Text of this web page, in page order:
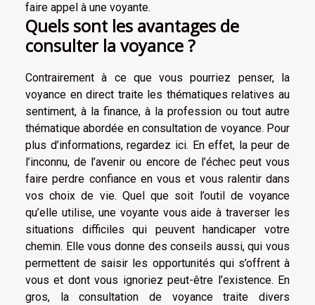
faire appel à une voyante.
Quels sont les avantages de
consulter la voyance ?
Contrairement à ce que vous pourriez penser, la
voyance en direct traite les thématiques relatives au
sentiment, à la finance, à la profession ou tout autre
thématique abordée en consultation de voyance. Pour
plus d’informations,regardez ici. En effet, la peur de
l’inconnu, de l’avenir ou encore de l’échec peut vous
faire perdre confiance en vous et vous ralentir dans
vos choix de vie. Quel que soit l’outil de voyance
qu’elle utilise, une voyante vous aide à traverser les
situations difficiles qui peuvent handicaper votre
chemin. Elle vous donne des conseils aussi, qui vous
permettent de saisir les opportunités qui s’offrent à
vous et dont vous ignoriez peut-être l’existence. En
gros, la consultation de voyance traite divers